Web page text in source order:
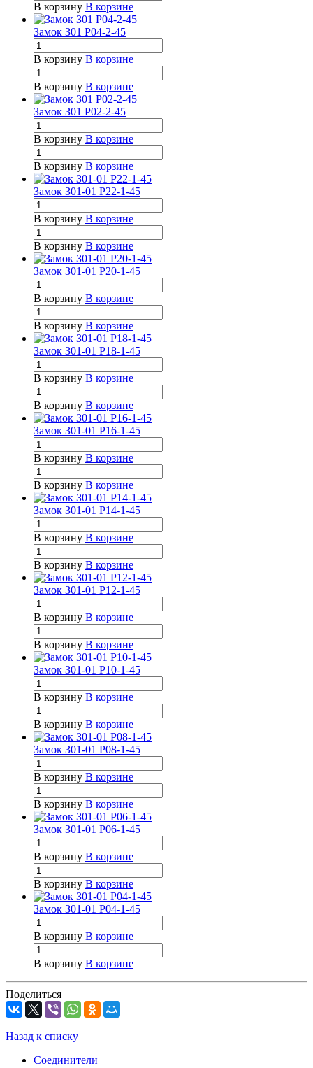
В корзину В корзине
Замок З01 Р04-2-45
В корзину В корзине
В корзину В корзине
Замок З01 Р02-2-45
В корзину В корзине
В корзину В корзине
Замок З01-01 Р22-1-45
В корзину В корзине
В корзину В корзине
Замок З01-01 Р20-1-45
В корзину В корзине
В корзину В корзине
Замок З01-01 Р18-1-45
В корзину В корзине
В корзину В корзине
Замок З01-01 Р16-1-45
В корзину В корзине
В корзину В корзине
Замок З01-01 Р14-1-45
В корзину В корзине
В корзину В корзине
Замок З01-01 Р12-1-45
В корзину В корзине
В корзину В корзине
Замок З01-01 Р10-1-45
В корзину В корзине
В корзину В корзине
Замок З01-01 Р08-1-45
В корзину В корзине
В корзину В корзине
Замок З01-01 Р06-1-45
В корзину В корзине
В корзину В корзине
Замок З01-01 Р04-1-45
В корзину В корзине
В корзину В корзине
Поделиться
Назад к списку
Соединители